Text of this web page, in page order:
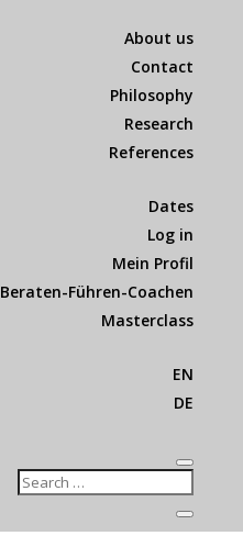
About us
Contact
Philosophy
Research
References
Dates
Log in
Mein Profil
Beraten-Führen-Coachen
Masterclass
EN
DE